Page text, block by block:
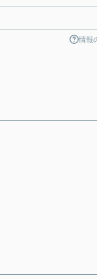
情報